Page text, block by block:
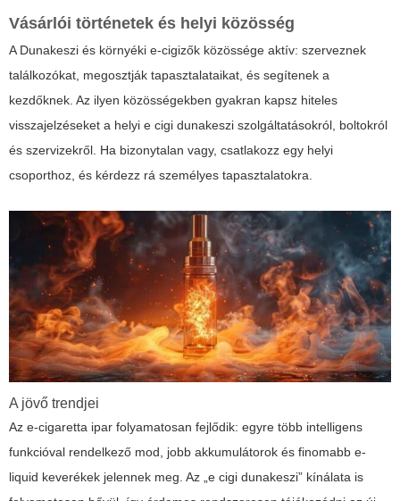
Vásárlói történetek és helyi közösség
A Dunakeszi és környéki e-cigizők közössége aktív: szerveznek
találkozókat, megosztják tapasztalataikat, és segítenek a
kezdőknek. Az ilyen közösségekben gyakran kapsz hiteles
visszajelzéseket a helyi e cigi dunakeszi szolgáltatásokról, boltokról
és szervizekről. Ha bizonytalan vagy, csatlakozz egy helyi
csoporthoz, és kérdezz rá személyes tapasztalatokra.
A jövő trendjei
Az e-cigaretta ipar folyamatosan fejlődik: egyre több intelligens
funkcióval rendelkező mod, jobb akkumulátorok és finomabb e-
liquid keverékek jelennek meg. Az „e cigi dunakeszi” kínálata is